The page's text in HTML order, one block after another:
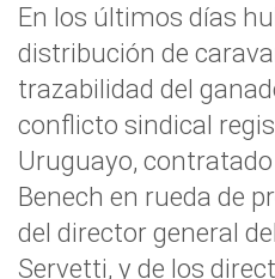
En los últimos días
distribución de
trazabilidad del
conflicto sindical
Uruguayo,
Benech en rueda de
del director general
Servetti, y de los